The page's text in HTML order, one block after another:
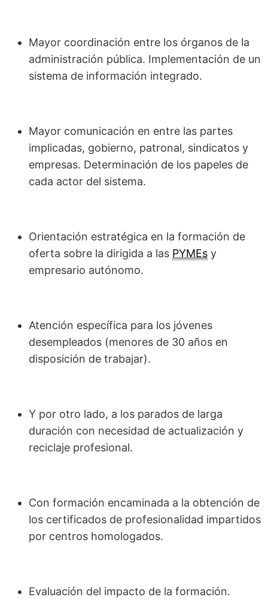
Mayor coordinación entre los órganos de la
administración pública. Implementación de un
sistema de información integrado.
Mayor comunicación en entre las partes
implicadas, gobierno, patronal, sindicatos y
empresas. Determinación de los papeles de
cada actor del sistema.
Orientación estratégica en la formación de
oferta sobre la dirigida a las PYMEs y
empresario autónomo.
Atención específica para los jóvenes
desempleados (menores de 30 años en
disposición de trabajar).
Y por otro lado, a los parados de larga
duración con necesidad de actualización y
reciclaje profesional.
Con formación encaminada a la obtención de
los certificados de profesionalidad impartidos
por centros homologados.
Evaluación del impacto de la formación.